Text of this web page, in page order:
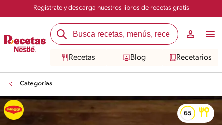
Registrate y descarga nuestros libros de recetas gratis
Recetas Blog Recetarios
Categorías